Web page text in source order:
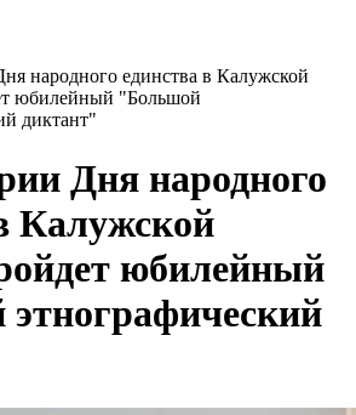
народного единства в Калужской
юбилейный "Большой
диктант"
Дня народного
Калужской
юбилейный